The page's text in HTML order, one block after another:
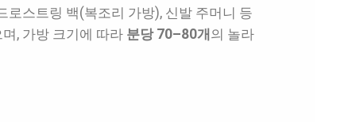
로스트링 백(복조리 가방), 신발 주머니 등
, 가방 크기에 따라 분당 70–80개의 놀라